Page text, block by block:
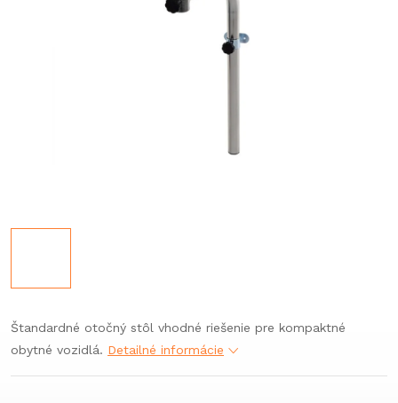
Štandardné otočný stôl vhodné riešenie pre kompaktné
obytné vozidlá. Detailné informácie